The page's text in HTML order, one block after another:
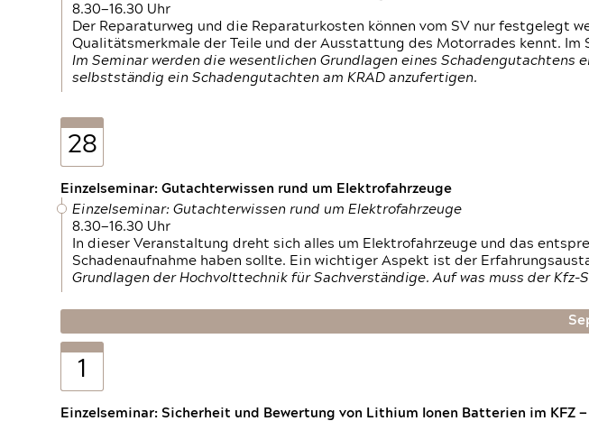
8.30—16.30 Uhr
Der Reparaturweg und die Reparaturkosten können vom SV nur festgelegt
Qualitätsmerkmale der Teile und der Ausstattung des Motorrades kennt. Im
Im Seminar werden die wesentlichen Grundlagen eines
selbstständig ein Schadengutachten am KRAD anzufertigen.
28
Einzelseminar: Gutachterwissen rund um Elektrofahrzeuge
Einzelseminar: Gutachterwissen rund um Elektrofahrzeuge
8.30—16.30 Uhr
In dieser Veranstaltung dreht sich alles um Elektrofahrzeuge und das
Schadenaufnahme haben sollte. Ein wichtiger Aspekt ist der
Grundlagen der Hochvolttechnik für Sachverständige. Auf was muss der
1
Einzelseminar: Sicherheit und Bewertung von Lithium Ionen Batterien im KFZ